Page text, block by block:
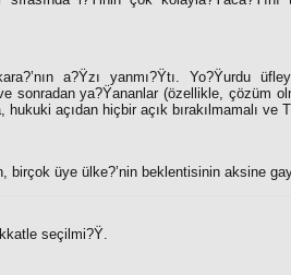
a?Ÿzı yanmı?Ÿtı. Yo?Ÿurdu
sonradan ya?Ÿananlar (özellikle, çözüm
hukuki açıdan hiçbir açık bırakılmamalı ve
birçok üye ülke?’nin beklentisinin aksine
seçilmi?Ÿ.